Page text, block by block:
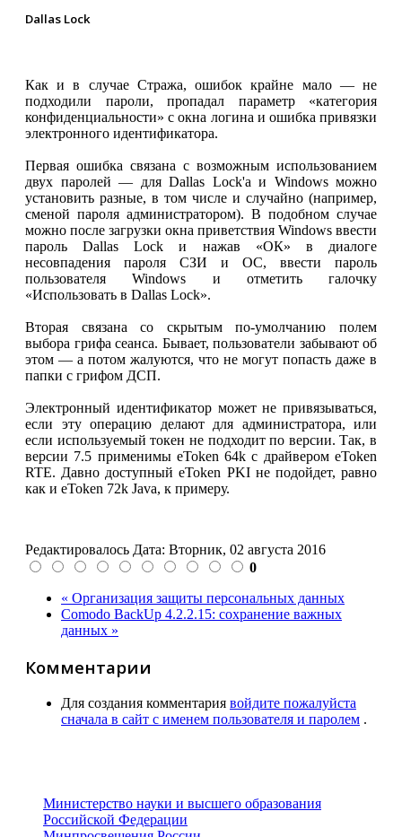
Dallas Lock
Как и в случае Стража, ошибок крайне мало — не
подходили пароли, пропадал параметр «категория
конфиденциальности» с окна логина и ошибка привязки
электронного идентификатора.
Первая ошибка связана с возможным использованием
двух паролей — для Dallas Lock'а и Windows можно
установить разные, в том числе и случайно (например,
сменой пароля администратором). В подобном случае
можно после загрузки окна приветствия Windows ввести
пароль Dallas Lock и нажав «ОК» в диалоге
несовпадения пароля СЗИ и ОС, ввести пароль
пользователя Windows и отметить галочку
«Использовать в Dallas Lock».
Вторая связана со скрытым по-умолчанию полем
выбора грифа сеанса. Бывает, пользователи забывают об
этом — а потом жалуются, что не могут попасть даже в
папки с грифом ДСП.
Электронный идентификатор может не привязываться,
если эту операцию делают для администратора, или
если используемый токен не подходит по версии. Так, в
версии 7.5 применимы eToken 64k с драйвером eToken
RTE. Давно доступный eToken PKI не подойдет, равно
как и eToken 72k Java, к примеру.
Редактировалось Дата: Вторник, 02 августа 2016
0
« Организация защиты персональных данных
Comodo BackUp 4.2.2.15: сохранение важных
данных »
Комментарии
Для создания комментария войдите пожалуйста
сначала в сайт с именем пользователя и паролем .
Министерство науки и высшего образования
Российской Федерации